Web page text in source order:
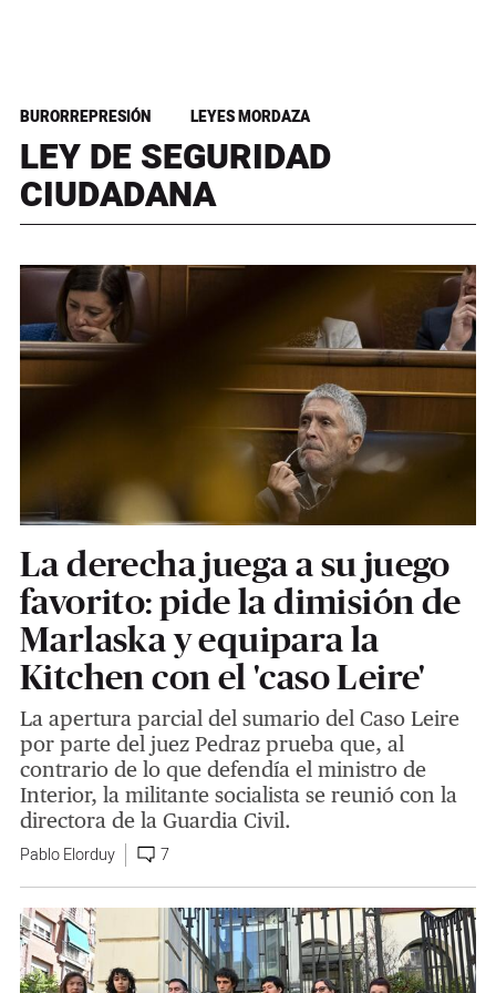
BURORREPRESIÓN LEYES MORDAZA
LEY DE SEGURIDAD
CIUDADANA
La derecha juega a su juego
favorito: pide la dimisión de
Marlaska y equipara la
Kitchen con el 'caso Leire'
La apertura parcial del sumario del Caso Leire
por parte del juez Pedraz prueba que, al
contrario de lo que defendía el ministro de
Interior, la militante socialista se reunió con la
directora de la Guardia Civil.
Pablo Elorduy 7